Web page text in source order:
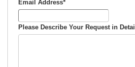
Email Address*
Please Describe Your Request in Detail